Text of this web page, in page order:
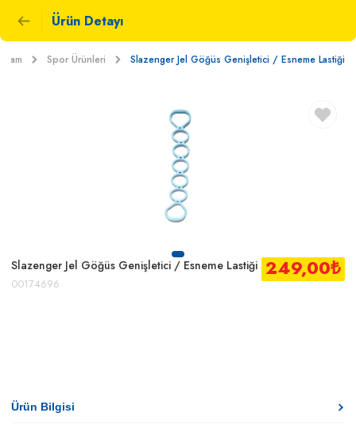
Ürün Detayı
Spor Ürünleri Slazenger Jel Göğüs Genişletici / Esneme Lastiği
Slazenger Jel Göğüs Genişletici / Esneme Lastiği
00174696
249,00₺
Ürün Bilgisi